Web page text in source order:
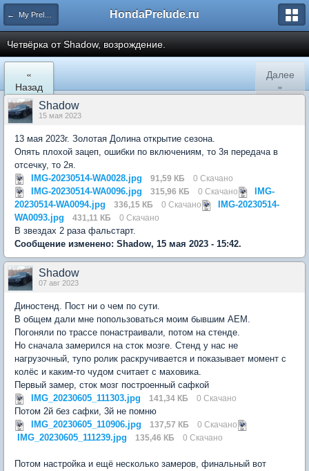
← My Prelude HondaPrelude.ru
Четвёрка от Shadow, возрождение.
«
Назад
Далее
»
Shadow
15 мая 2023
13 мая 2023г. Золотая Долина открытие сезона.
Опять плохой зацеп, ошибки по включениям, то 3я передача в
отсечку, то 2я.
IMG-20230514-WA0028.jpg
91,59 КБ 0 Скачано
IMG-20230514-WA0096.jpg 315,96 КБ 0 Скачано
IMG-
20230514-WA0094.jpg
336,15 КБ 0 Скачано
IMG-20230514-
WA0093.jpg
431,11 КБ 0 Скачано
В звездах 2 раза фальстарт.
Сообщение изменено: Shadow, 15 мая 2023 - 15:42.
Shadow
07 авг 2023
Диностенд. Пост ни о чем по сути.
В общем дали мне попользоваться моим бывшим АЕМ.
Погоняли по трассе понастраивали, потом на стенде.
Но сначала замерился на сток мозге. Стенд у нас не
нагрузочный, тупо ролик раскручивается и показывает момент с
колёс и каким-то чудом считает с маховика.
Первый замер, сток мозг построенный сафкой
IMG_20230605_111303.jpg
141,34 КБ 0 Скачано
Потом 2й без сафки, 3й не помню
IMG_20230605_110906.jpg
137,57 КБ 0 Скачано
IMG_20230605_111239.jpg 135,46 КБ 0 Скачано
Потом настройка и ещё несколько замеров, финальный вот